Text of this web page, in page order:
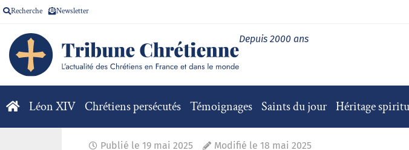
Recherche Newsletter
Depuis 2000 ans
Léon XIV Chrétiens persécutés Témoignages Saints du jour Héritage
Publié le 19 mai 2025 Modifié le 18 mai 2025